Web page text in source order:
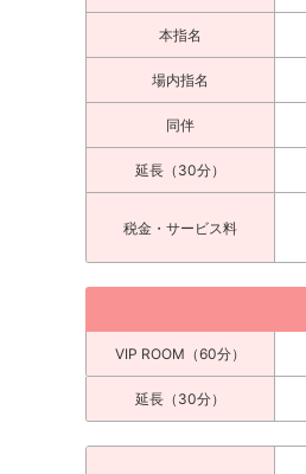
本指名
場内指名
同伴
延長（30分）
税金・サービス料
VIP ROOM（60分）
延長（30分）